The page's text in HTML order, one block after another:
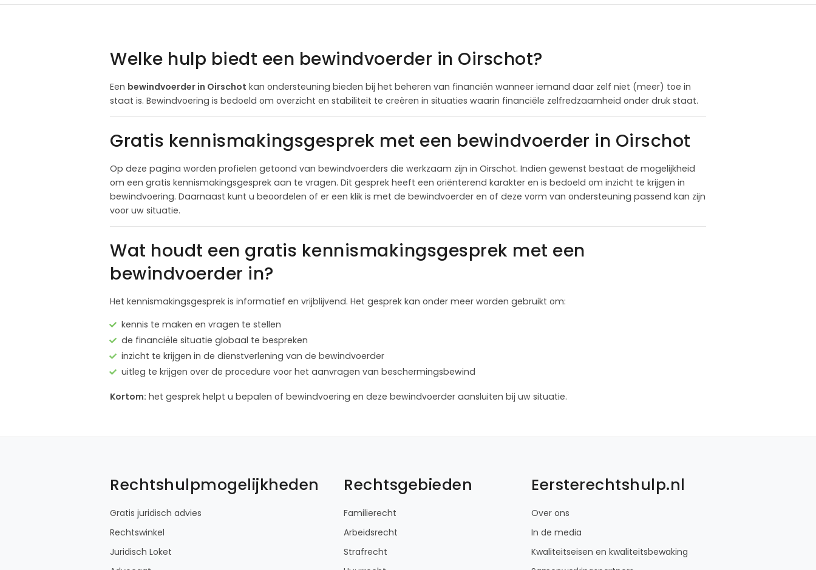
Welke hulp biedt een bewindvoerder in Oirschot?
Een bewindvoerder in Oirschot kan ondersteuning bieden bij het beheren van financiën wanneer iemand daar zelf niet (meer) toe in
staat is. Bewindvoering is bedoeld om overzicht en stabiliteit te creëren in situaties waarin financiële zelfredzaamheid onder druk staat.
Gratis kennismakingsgesprek met een bewindvoerder in Oirschot
Op deze pagina worden profielen getoond van bewindvoerders die werkzaam zijn in Oirschot. Indien gewenst bestaat de mogelijkheid
om een gratis kennismakingsgesprek aan te vragen. Dit gesprek heeft een oriënterend karakter en is bedoeld om inzicht te krijgen in
bewindvoering. Daarnaast kunt u beoordelen of er een klik is met de bewindvoerder en of deze vorm van ondersteuning passend kan zijn
voor uw situatie.
Wat houdt een gratis kennismakingsgesprek met een
bewindvoerder in?
Het kennismakingsgesprek is informatief en vrijblijvend. Het gesprek kan onder meer worden gebruikt om:
kennis te maken en vragen te stellen
de financiële situatie globaal te bespreken
inzicht te krijgen in de dienstverlening van de bewindvoerder
uitleg te krijgen over de procedure voor het aanvragen van beschermingsbewind
Kortom: het gesprek helpt u bepalen of bewindvoering en deze bewindvoerder aansluiten bij uw situatie.
Rechtshulpmogelijkheden
Gratis juridisch advies
Rechtswinkel
Juridisch Loket
Rechtsgebieden
Familierecht
Arbeidsrecht
Strafrecht
Eersterechtshulp.nl
Over ons
In de media
Kwaliteitseisen en kwaliteitsbewaking